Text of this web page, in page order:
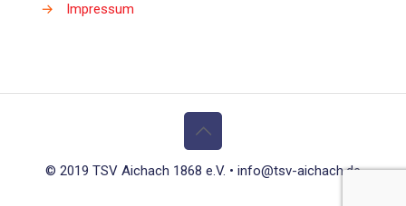
→
Impressum
© 2019 TSV Aichach 1868 e.V. • info@tsv-aichach.de